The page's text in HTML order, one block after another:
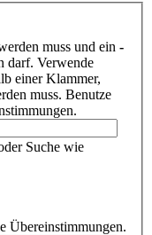
muss und ein -
darf. Verwende
einer Klammer,
muss. Benutze
Suche wie
Übereinstimmungen.